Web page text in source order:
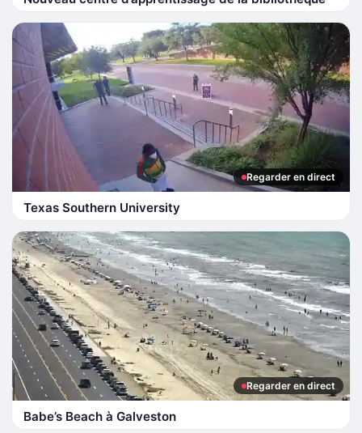
Regarder en direct
Texas Southern University
Regarder en direct
Babe’s Beach à Galveston